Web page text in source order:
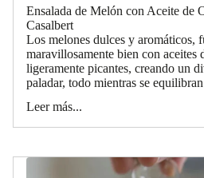
Ensalada de Melón con Aceite de
Casalbert
Los melones dulces y aromáticos,
maravillosamente bien con aceites
ligeramente picantes, creando un
paladar, todo mientras se
Leer más...